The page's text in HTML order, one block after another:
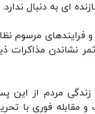
ای به دنبال ندارد.
مرسوم نظام
نشاندن مذاکرات ذیل
مردم از این پس
فوری با تحریم